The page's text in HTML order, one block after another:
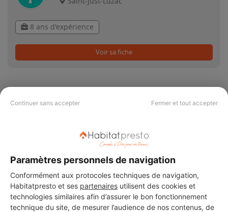
Continuer sans accepter Fermer et tout accepter
Paramètres personnels de navigation
Conformément aux protocoles techniques de navigation,
Habitatpresto et ses partenaires utilisent des cookies et
technologies similaires afin d’assurer le bon fonctionnement
technique du site, de mesurer l’audience de nos contenus, de
8 ans d'expérience
Voir sa fiche
PAS LE TEMPS DE
CHERCHER ?
Vous souhaitez réaliser des travaux et ne savez quel professionnel
choisir ? Demandez des devis travauxauprès de notre réseau de 5 000
professionnels partout en France.